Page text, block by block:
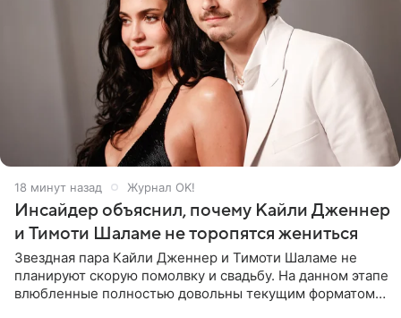
19 минут назад Журнал OK!
Инсайдер объяснил, почему Кайли Дженнер
и Тимоти Шаламе не торопятся жениться
Звездная пара Кайли Дженнер и Тимоти Шаламе не
планируют скорую помолвку и свадьбу. На данном этапе
влюбленные полностью довольны текущим форматом